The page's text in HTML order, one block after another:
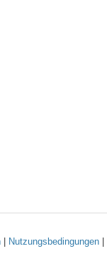
| Nutzungsbedingungen|